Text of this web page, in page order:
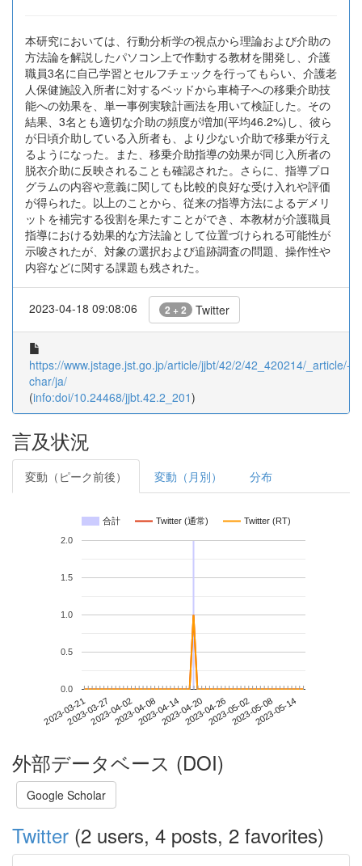
本研究においては、行動分析学の視点から理論および介助の
方法論を解説したパソコン上で作動する教材を開発し、介護
職員3名に自己学習とセルフチェックを行ってもらい、介護老
人保健施設入所者に対するベッドから車椅子への移乗介助技
能への効果を、単一事例実験計画法を用いて検証した。その
結果、3名とも適切な介助の頻度が増加(平均46.2%)し、彼ら
が日頃介助している入所者も、より少ない介助で移乗が行え
るようになった。また、移乗介助指導の効果が同じ入所者の
脱衣介助に反映されることも確認された。さらに、指導プロ
グラムの内容や意義に関しても比較的良好な受け入れや評価
が得られた。以上のことから、従来の指導方法によるデメリ
ットを補完する役割を果たすことができ、本教材が介護職員
指導における効果的な方法論として位置づけられる可能性が
示唆されたが、対象の選択および追跡調査の問題、操作性や
内容などに関する課題も残された。
2023-04-18 09:08:06 2 + 2 Twitter
https://www.jstage.jst.go.jp/article/jjbt/42/2/42_420214/_article/-
char/ja/
(info:doi/10.24468/jjbt.42.2_201)
言及状況
変動（ピーク前後） 変動（月別） 分布
合計 Twitter (通常) Twitter (RT)
2023-03-212023-03-272023-04-022023-04-082023-04-142023-04-202023-04-262023-05-022023-05-082023-05-14
0.0
0.5
1.0
1.5
2.0
外部データベース (DOI)
Google Scholar
Twitter (2 users, 4 posts, 2 favorites)